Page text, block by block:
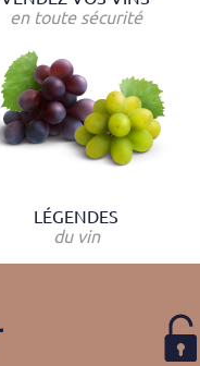
en toute sécurité
LÉGENDES
du vin